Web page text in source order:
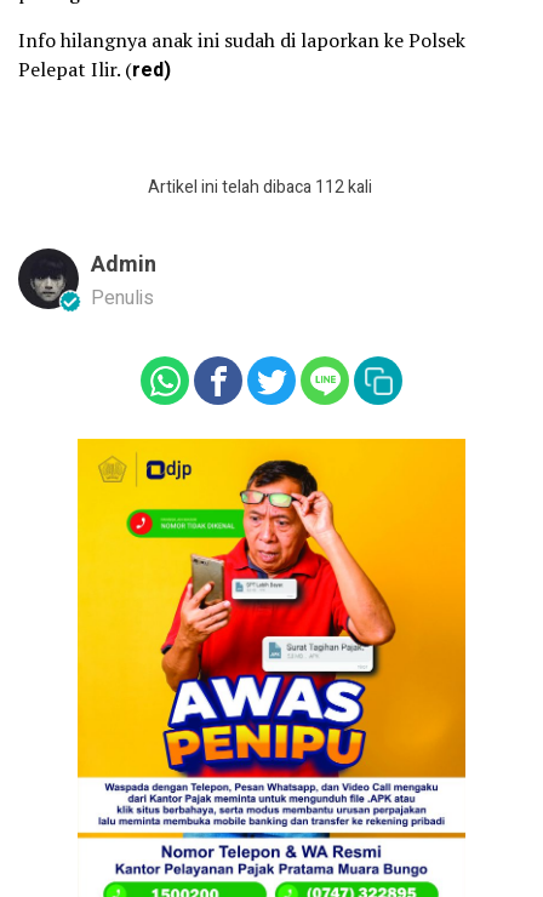
Info hilangnya anak ini sudah di laporkan ke Polsek
Pelepat Ilir. (red)
Artikel ini telah dibaca 112 kali
Admin
Penulis